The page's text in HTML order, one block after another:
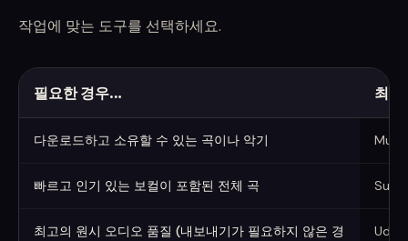
작업에 맞는 도구를 선택하세요.
필요한 경우… 최고
다운로드하고 소유할 수 있는 곡이나 악기
빠르고 인기 있는 보컬이 포함된 전체 곡 Suno
최고의 원시 오디오 품질 (내보내기가 필요하지 않은 경
Udio